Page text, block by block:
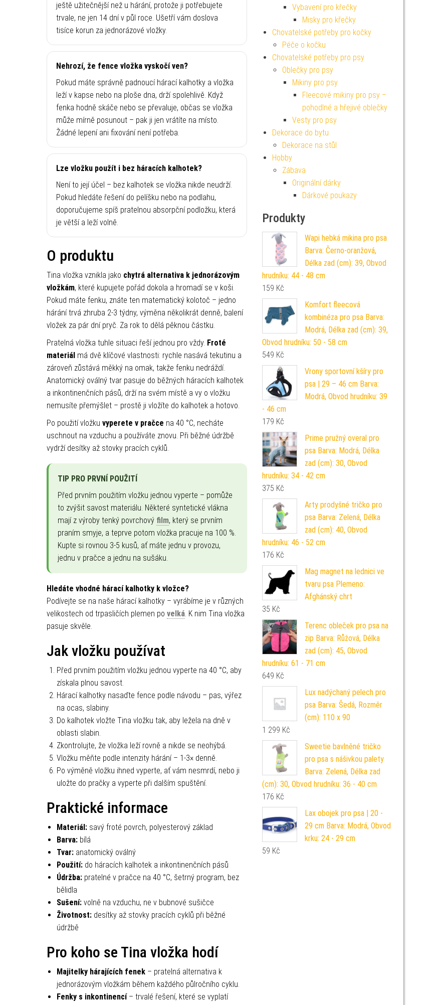
ještě užitečnější než u hárání, protože ji potřebujete
trvale, ne jen 14 dní v půl roce. Ušetří vám doslova
tisíce korun za jednorázové vložky.
Nehrozí, že fence vložka vyskočí ven?
Pokud máte správně padnoucí hárací kalhotky a vložka
leží v kapse nebo na ploše dna, drží spolehlivě. Když
fenka hodně skáče nebo se převaluje, občas se vložka
může mírně posunout – pak ji jen vrátíte na místo.
Žádné lepení ani fixování není potřeba.
Lze vložku použít i bez háracích kalhotek?
Není to její účel – bez kalhotek se vložka nikde neudrží.
Pokud hledáte řešení do pelíšku nebo na podlahu,
doporučujeme spíš pratelnou absorpční podložku, která
je větší a leží volně.
O produktu
Tina vložka vznikla jako chytrá alternativa k jednorázovým
vložkám, které kupujete pořád dokola a hromadí se v koši.
Pokud máte fenku, znáte ten matematický kolotoč – jedno
hárání trvá zhruba 2-3 týdny, výměna několikrát denně, balení
vložek za pár dní pryč. Za rok to dělá pěknou částku.
Pratelná vložka tuhle situaci řeší jednou pro vždy. Froté
materiálmá dvě klíčové vlastnosti: rychle nasává tekutinu a
zároveň zůstává měkký na omak, takže fenku nedráždí.
Anatomický oválný tvar pasuje do běžných háracích kalhotek
a inkontinenčních pásů, drží na svém místě a vy o vložku
nemusíte přemýšlet – prostě ji vložíte do kalhotek a hotovo.
Po použití vložku vyperete v pračce na 40 °C, necháte
uschnout na vzduchu a používáte znovu. Při běžné údržbě
vydrží desítky až stovky pracích cyklů.
TIP PRO PRVNÍ POUŽITÍ
Před prvním použitím vložku jednou vyperte – pomůže
to zvýšit savost materiálu. Některé syntetické vlákna
mají z výroby tenký povrchový film, který se prvním
praním smyje, a teprve potom vložka pracuje na 100 %.
Kupte si rovnou 3-5 kusů, ať máte jednu v provozu,
jednu v pračce a jednu na sušáku.
Hledáte vhodné hárací kalhotky k vložce?
Podívejte se na naše hárací kalhotky – vyrábíme je v různých
velikostech od trpasličích plemen po velká. K nim Tina vložka
pasuje skvěle.
Jak vložku používat
Před prvním použitím vložku jednou vyperte na 40 °C, aby
získala plnou savost.
Hárací kalhotky nasaďte fence podle návodu – pas, výřez
na ocas, slabiny.
Do kalhotek vložte Tina vložku tak, aby ležela na dně v
oblasti slabin.
Zkontrolujte, že vložka leží rovně a nikde se neohýbá.
Vložku měňte podle intenzity hárání – 1-3× denně.
Po výměně vložku ihned vyperte, ať vám nesmrdí, nebo ji
uložte do pračky a vyperte při dalším spuštění.
Praktické informace
Materiál:savý froté povrch, polyesterový základ
Barva:bílá
Tvar:anatomický oválný
Použití:do háracích kalhotek a inkontinenčních pásů
Údržba:pratelné v pračce na 40 °C, šetrný program, bez
bělidla
Sušení:volně na vzduchu, ne v bubnové sušičce
Životnost:desítky až stovky pracích cyklů při běžné
údržbě
Pro koho se Tina vložka hodí
Majitelky hárajících fenek– pratelná alternativa k
jednorázovým vložkám během každého půlročního cyklu.
Fenky s inkontinencí– trvalé řešení, které se vyplatí
Vybavení pro křečky
Misky pro křečky
Chovatelské potřeby pro kočky
Péče o kočku
Chovatelské potřeby pro psy
Oblečky pro psy
Mikiny pro psy
Fleecové mikiny pro psy –
pohodlné a hřejivé oblečky
Vesty pro psy
Dekorace do bytu
Dekorace na stůl
Hobby
Zábava
Originální dárky
Dárkové poukazy
Produkty
Wapi hebká mikina pro psa
Barva: Černo-oranžová,
Délka zad (cm): 39, Obvod
hrudníku: 44 - 48 cm
159 Kč
Komfort fleecová
kombinéza pro psa Barva:
Modrá, Délka zad (cm): 39,
Obvod hrudníku: 50 - 58 cm
549 Kč
Vrony sportovní kšíry pro
psa | 29 – 46 cm Barva:
Modrá, Obvod hrudníku: 39
- 46 cm
179 Kč
Prime pružný overal pro
psa Barva: Modrá, Délka
zad (cm): 30, Obvod
hrudníku: 34 - 42 cm
375 Kč
Arty prodyšné tričko pro
psa Barva: Zelená, Délka
zad (cm): 40, Obvod
hrudníku: 46 - 52 cm
176 Kč
Mag magnet na lednici ve
tvaru psa Plemeno:
Afghánský chrt
35 Kč
Terenc obleček pro psa na
zip Barva: Růžová, Délka
zad (cm): 45, Obvod
hrudníku: 61 - 71 cm
649 Kč
Lux nadýchaný pelech pro
psa Barva: Šedá, Rozměr
(cm): 110 x 90
1 299 Kč
Sweetie bavlněné tričko
pro psa s nášivkou palety
Barva: Zelená, Délka zad
(cm): 30, Obvod hrudníku: 36 - 40 cm
176 Kč
Lax obojek pro psa | 20 -
29 cm Barva: Modrá, Obvod
krku: 24 - 29 cm
59 Kč